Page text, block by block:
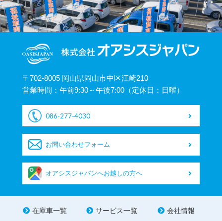
〒702-8005 岡山県岡山市中区江崎210
営業時間：午前9:30～午後7:00（定休日：日曜）
086-277-4030
お問い合わせフォーム
オアシスジャパンへお越しの方へ
在庫車一覧 サービス一覧
会社情報